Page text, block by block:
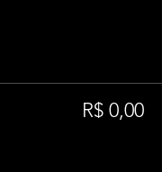
R$ 0,00